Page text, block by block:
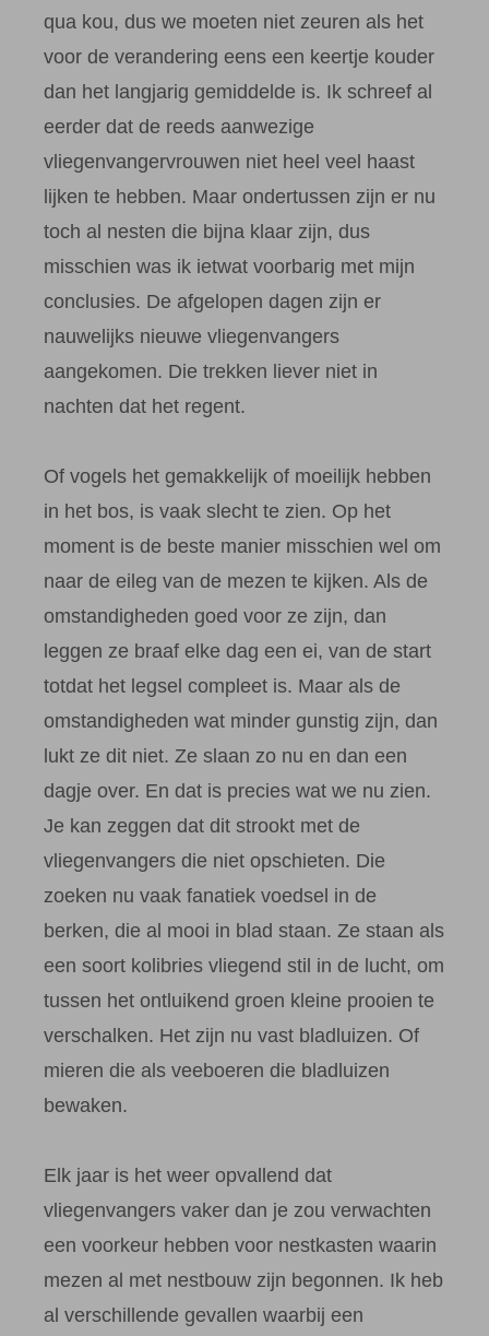
qua kou, dus we moeten niet zeuren als het
voor de verandering eens een keertje kouder
dan het langjarig gemiddelde is. Ik schreef al
eerder dat de reeds aanwezige
vliegenvangervrouwen niet heel veel haast
lijken te hebben. Maar ondertussen zijn er nu
toch al nesten die bijna klaar zijn, dus
misschien was ik ietwat voorbarig met mijn
conclusies. De afgelopen dagen zijn er
nauwelijks nieuwe vliegenvangers
aangekomen. Die trekken liever niet in
nachten dat het regent.
Of vogels het gemakkelijk of moeilijk hebben
in het bos, is vaak slecht te zien. Op het
moment is de beste manier misschien wel om
naar de eileg van de mezen te kijken. Als de
omstandigheden goed voor ze zijn, dan
leggen ze braaf elke dag een ei, van de start
totdat het legsel compleet is. Maar als de
omstandigheden wat minder gunstig zijn, dan
lukt ze dit niet. Ze slaan zo nu en dan een
dagje over. En dat is precies wat we nu zien.
Je kan zeggen dat dit strookt met de
vliegenvangers die niet opschieten. Die
zoeken nu vaak fanatiek voedsel in de
berken, die al mooi in blad staan. Ze staan als
een soort kolibries vliegend stil in de lucht, om
tussen het ontluikend groen kleine prooien te
verschalken. Het zijn nu vast bladluizen. Of
mieren die als veeboeren die bladluizen
bewaken.
Elk jaar is het weer opvallend dat
vliegenvangers vaker dan je zou verwachten
een voorkeur hebben voor nestkasten waarin
mezen al met nestbouw zijn begonnen. Ik heb
al verschillende gevallen waarbij een